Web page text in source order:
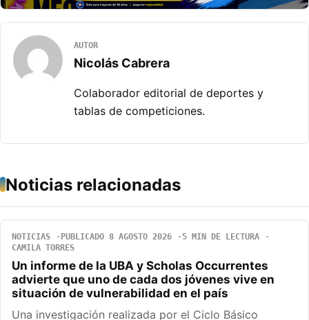
AUTOR
Nicolás Cabrera
Colaborador editorial de deportes y
tablas de competiciones.
Noticias relacionadas
NOTICIAS PUBLICADO 8 AGOSTO 2026
5 MIN DE LECTURA
CAMILA TORRES
Un informe de la UBA y Scholas Occurrentes
advierte que uno de cada dos jóvenes vive en
situación de vulnerabilidad en el país
Una investigación realizada por el Ciclo Básico